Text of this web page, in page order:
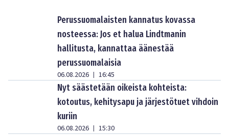
Perussuomalaisten kannatus kovassa
nosteessa: Jos et halua Lindtmanin
hallitusta, kannattaa äänestää
perussuomalaisia
06.08.2026 | 16:45
Nyt säästetään oikeista kohteista:
kotoutus, kehitysapu ja järjestötuet vihdoin
kuriin
06.08.2026 | 15:30